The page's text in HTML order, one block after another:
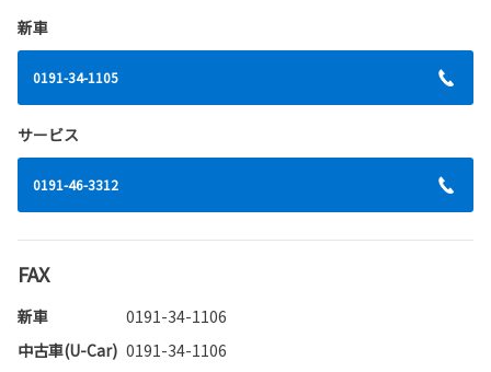
新車
0191-34-1105
サービス
0191-46-3312
FAX
新車
0191-34-1106
中古車(U-Car) 0191-34-1106